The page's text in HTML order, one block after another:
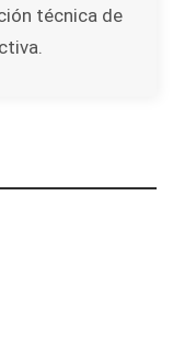
técnica de